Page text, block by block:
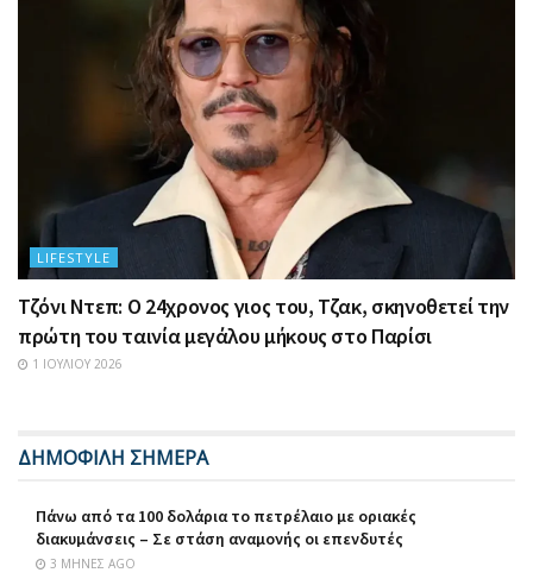
LIFESTYLE
Τζόνι Ντεπ: Ο 24χρονος γιος του, Τζακ, σκηνοθετεί την
πρώτη του ταινία μεγάλου μήκους στο Παρίσι
1 ΙΟΥΛΊΟΥ 2026
ΔΗΜΟΦΙΛΗ ΣΗΜΕΡΑ
Πάνω από τα 100 δολάρια το πετρέλαιο με οριακές
διακυμάνσεις – Σε στάση αναμονής οι επενδυτές
3 ΜΉΝΕΣ AGO